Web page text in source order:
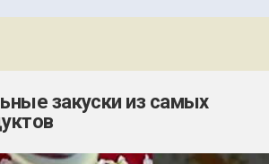
закуски из самых